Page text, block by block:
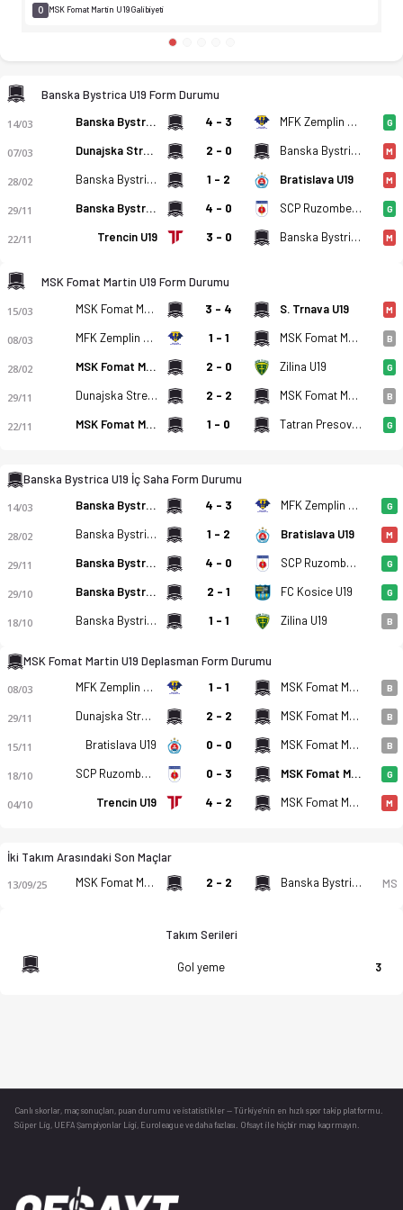
MFK Dukla Banska Bystrica U19 - MSK Fomat Martin U19
0 MSK Fomat Martin U19 Galibiyeti
Banska Bystrica U19 Form Durumu
14/03 Banska Bystrica U19 4 - 3 MFK Zemplin Michalovce U19 G
07/03 Dunajska Streda U19 2 - 0 Banska Bystrica U19 M
28/02 Banska Bystrica U19 1 - 2 Bratislava U19 M
29/11 Banska Bystrica U19 4 - 0 SCP RuzomberokU19 G
22/11 Trencin U19 3 - 0 Banska Bystrica U19 M
MSK Fomat Martin U19 Form Durumu
15/03 MSK Fomat Martin U19 3 - 4 S. Trnava U19 M
08/03 MFK Zemplin Michalovce U19 1 - 1 MSK Fomat Martin U19 B
28/02 MSK Fomat Martin U19 2 - 0 Zilina U19 G
29/11 Dunajska Streda U19 2 - 2 MSK Fomat Martin U19 B
22/11 MSK Fomat Martin U19 1 - 0 Tatran Presov U19 G
Banska Bystrica U19 İç Saha Form Durumu
14/03 Banska Bystrica U19 4 - 3 MFK Zemplin Michalovce U19 G
28/02 Banska Bystrica U19 1 - 2 Bratislava U19 M
29/11 Banska Bystrica U19 4 - 0 SCP RuzomberokU19 G
29/10 Banska Bystrica U19 2 - 1 FC Kosice U19 G
18/10 Banska Bystrica U19 1 - 1 Zilina U19 B
MSK Fomat Martin U19 Deplasman Form Durumu
08/03 MFK Zemplin Michalovce U19 1 - 1 MSK Fomat Martin U19 B
29/11 Dunajska Streda U19 2 - 2 MSK Fomat Martin U19 B
15/11 Bratislava U19 0 - 0 MSK Fomat Martin U19 B
18/10 SCP RuzomberokU19 0 - 3 MSK Fomat Martin U19 G
04/10 Trencin U19 4 - 2 MSK Fomat Martin U19 M
İki Takım Arasındaki Son Maçlar
13/09/25 MSK Fomat Martin U19 2 - 2 Banska Bystrica U19 MS
Takım Serileri
Gol yeme 3
Canlı skorlar , maç sonuçları, puan durumu ve istatistikler — Türkiye’nin en hızlı spor takip platformu.
Süper Lig, UEFA Şampiyonlar Ligi, Euroleague ve daha fazlası. Ofsayt ile hiçbir maçı kaçırmayın.